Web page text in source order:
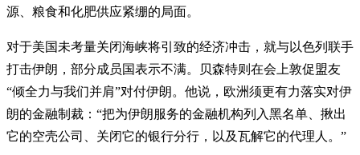
源、粮食和化肥供应紧绷的局面。
对于美国未考量关闭海峡将引致的经济冲击，就与以色列联手
打击伊朗，部分成员国表示不满。贝森特则在会上敦促盟友
“倾全力与我们并肩”对付伊朗。他说，欧洲须更有力落实对伊
朗的金融制裁：“把为伊朗服务的金融机构列入黑名单、揪出
它的空壳公司、关闭它的银行分行，以及瓦解它的代理人。”